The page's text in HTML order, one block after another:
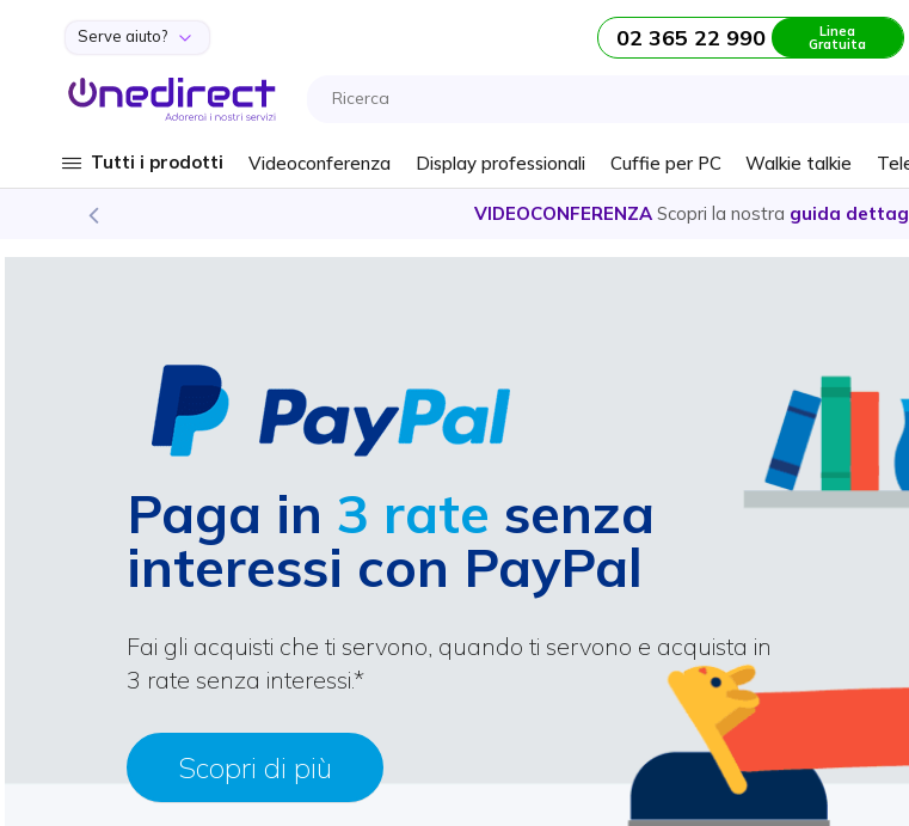
Salta al contenuto
Serve aiuto? 02 365 22 990 Linea
Gratuita
Tutti i prodotti Videoconferenza Display professionali Cuffie per PC Walkie talkie
VIDEOCONFERENZA Scopri la nostra guida
Paga in 3 rate senza
interessi con PayPal
Fai gli acquisti che ti servono, quando ti servono e acquista in
3 rate senza interessi.*
Scopri di più